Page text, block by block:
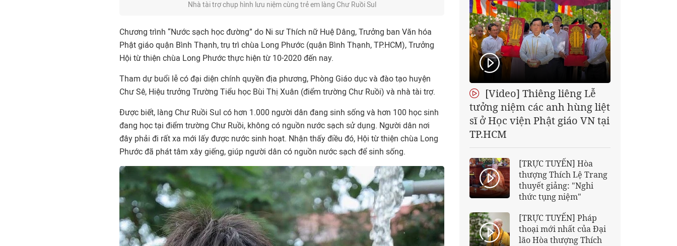
Nhà tài trợ chụp hình lưu niệm cùng trẻ em làng Chư Ruồi Sul
Chương trình “Nước sạch học đường” do Ni sư Thích nữ Huệ Dâng, Trưởng ban Văn hóa
Phật giáo quận Bình Thạnh, trụ trì chùa Long Phước (quận Bình Thạnh, TP.HCM), Trưởng
Hội từ thiện chùa Long Phước thực hiện từ 10-2020 đến nay.
Tham dự buổi lễ có đại diện chính quyền địa phương, Phòng Giáo dục và đào tạo huyện
Chư Sê, Hiệu trưởng Trường Tiểu học Bùi Thị Xuân (điểm trường Chư Ruồi) và nhà tài trợ.
Được biết, làng Chư Ruồi Sul có hơn 1.000 người dân đang sinh sống và hơn 100 học sinh
đang học tại điểm trường Chư Ruồi, không có nguồn nước sạch sử dụng. Người dân nơi
đây phải đi rất xa mới lấy được nước sinh hoạt. Nhận thấy điều đó, Hội từ thiện chùa Long
Phước đã phát tâm xây giếng, giúp người dân có nguồn nước sạch để sinh sống.
[Video] Thiêng liêng Lễ
tưởng niệm các anh hùng liệt
sĩ ở Học viện Phật giáo VN tại
TP.HCM
[TRỰC TUYẾN] Hòa
thượng Thích Lệ Trang
thuyết giảng: "Nghi
thức tụng niệm"
[TRỰC TUYẾN] Pháp
thoại mới nhất của Đại
lão Hòa thượng Thích